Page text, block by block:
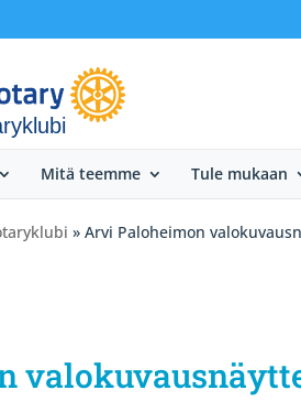
Mitä teemme Tule mukaan
» Arvi Paloheimon